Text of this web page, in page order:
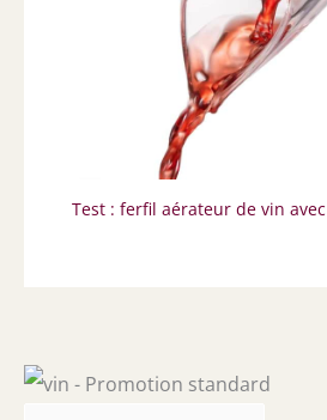
Test : ferfil aérateur de vin